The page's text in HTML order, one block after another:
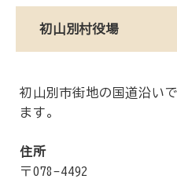
初山別村役場
初山別市街地の国道沿い
ます。
住所
〒078-4492